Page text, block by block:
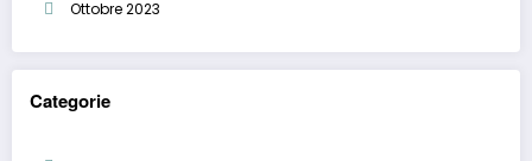
Ottobre 2023
Categorie